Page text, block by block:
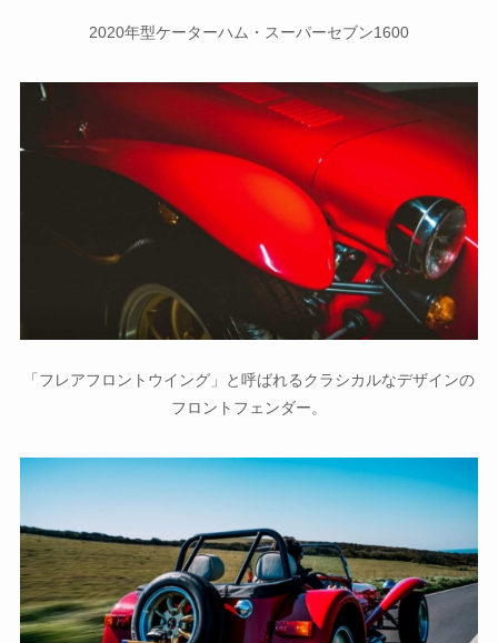
2020年型ケーターハム・スーパーセブン1600
「フレアフロントウイング」と呼ばれるクラシカルなデザインの
フロントフェンダー。